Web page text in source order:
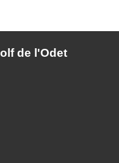
de l'Odet